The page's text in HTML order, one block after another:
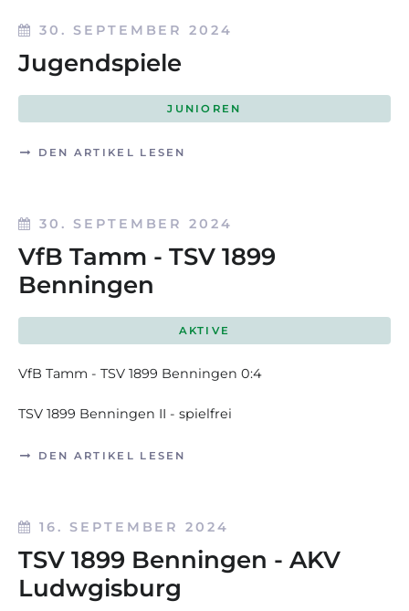
30. SEPTEMBER 2024
Jugendspiele
JUNIOREN
DEN ARTIKEL LESEN
30. SEPTEMBER 2024
VfB Tamm - TSV 1899
Benningen
AKTIVE
VfB Tamm - TSV 1899 Benningen 0:4
TSV 1899 Benningen II - spielfrei
DEN ARTIKEL LESEN
16. SEPTEMBER 2024
TSV 1899 Benningen - AKV
Ludwgisburg